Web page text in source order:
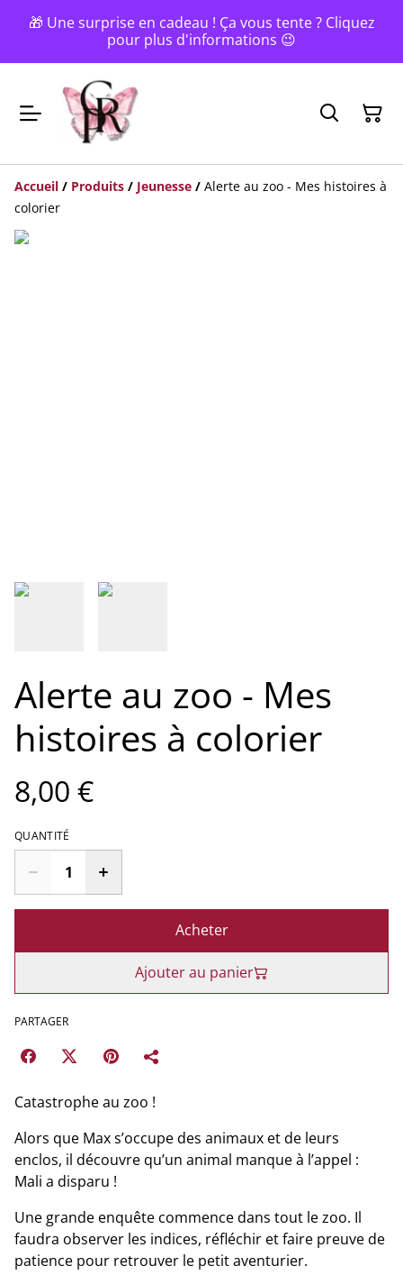
🎁 Une surprise en cadeau ! Ça vous tente ? Cliquez
pour plus d'informations 😉
Accueil / Produits / Jeunesse / Alerte au zoo - Mes histoires à
colorier
Alerte au zoo - Mes
histoires à colorier
8,00 €
QUANTITÉ
Acheter
Ajouter au panier
PARTAGER
Catastrophe au zoo !
Alors que Max s’occupe des animaux et de leurs
enclos, il découvre qu’un animal manque à l’appel :
Mali a disparu !
Une grande enquête commence dans tout le zoo. Il
faudra observer les indices, réfléchir et faire preuve de
patience pour retrouver le petit aventurier.